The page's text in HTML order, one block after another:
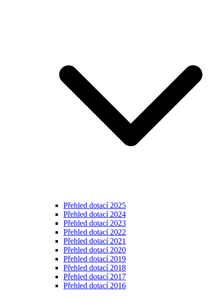
Přehled dotací 2025
Přehled dotací 2024
Přehled dotací 2023
Přehled dotací 2022
Přehled dotací 2021
Přehled dotací 2020
Přehled dotací 2019
Přehled dotací 2018
Přehled dotací 2017
Přehled dotací 2016